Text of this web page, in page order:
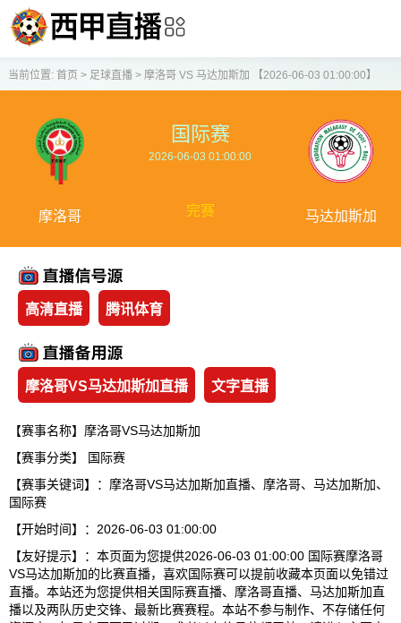
当前位置: 首页 > 足球直播> 摩洛哥 VS 马达加斯加 【2026-06-03 01:00:00】
摩洛哥
国际赛
2026-06-03 01:00:00
完赛 马达加斯加
高清直播 腾讯体育
摩洛哥VS马达加斯加直播 文字直播
【赛事名称】摩洛哥VS马达加斯加
【赛事分类】
国际赛
【赛事关键词】：摩洛哥VS马达加斯加直播、摩洛哥、马达加斯加、
国际赛
【开始时间】：2026-06-03 01:00:00
【友好提示】：本页面为您提供2026-06-03 01:00:00 国际赛摩洛哥
VS马达加斯加的比赛直播，喜欢国际赛可以提前收藏本页面以免错过
直播。本站还为您提供相关国际赛直播、摩洛哥直播、马达加斯加直
播以及两队历史交锋、最新比赛赛程。本站不参与制作、不存储任何